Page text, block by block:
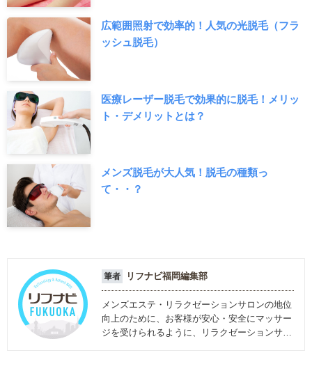
広範囲照射で効率的！人気の光脱毛（フラ
ッシュ脱毛）
医療レーザー脱毛で効果的に脱毛！メリッ
ト・デメリットとは？
メンズ脱毛が大人気！脱毛の種類っ
て・・？
筆者 リフナビ福岡編集部
メンズエステ・リラクゼーションサロンの地位
向上のために、お客様が安心・安全にマッサー
ジを受けられるように、リラクゼーションサロ